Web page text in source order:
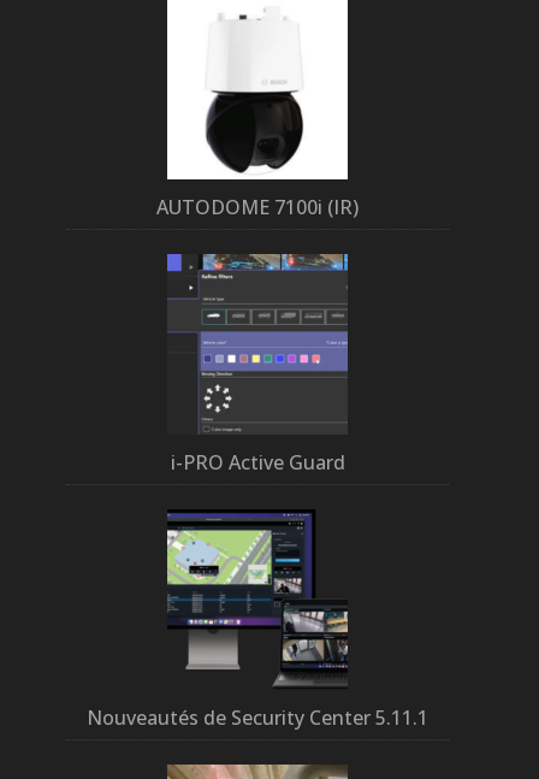
AUTODOME 7100i (IR)
i-PRO Active Guard
Nouveautés de Security Center 5.11.1